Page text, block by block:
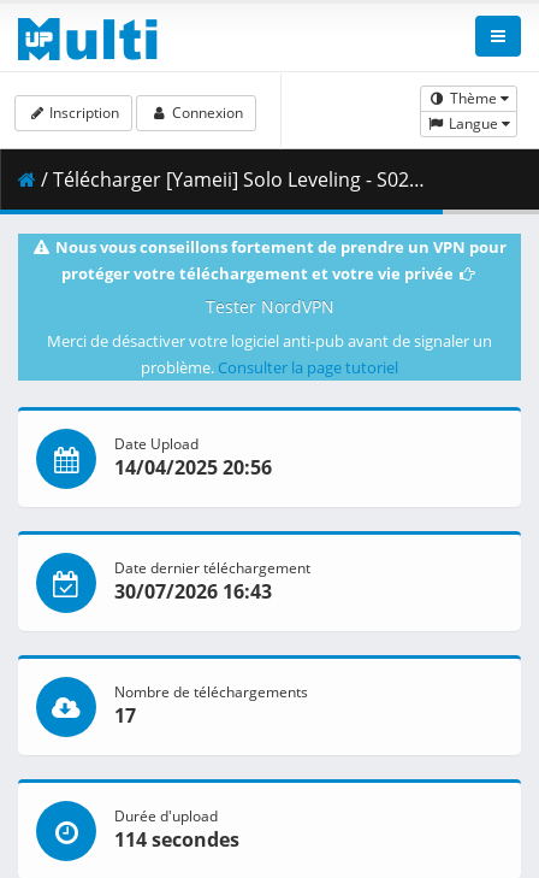
Thème
Langue
Inscription Connexion
/ Télécharger [Yameii] Solo Leveling - S02E02 [English Dub] [CR WEB-DL 720p] [59404086].mkv.002 ( 348.75 MB )
Nous vous conseillons fortement de prendre un VPN pour
protéger votre téléchargement et votre vie privée
Tester NordVPN
Merci de désactiver votre logiciel anti-pub avant de signaler un
problème. Consulter la page tutoriel
Date Upload
14/04/2025 20:56
Date dernier téléchargement
30/07/2026 16:43
Nombre de téléchargements
17
Durée d'upload
114 secondes